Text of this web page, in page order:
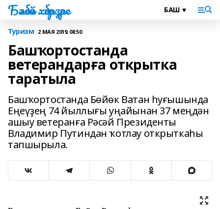
Бәләбәй хәбәрҙәре
Туризм 2 МАЯ 2019, 08:50
Башҡортостанда
ветерандарға открытка
таратыла
Башҡортостанда Бөйөк Ватан һуғышында
Еңеүҙең 74 йыллығы уңайынан 37 меңдән
ашыу ветеранға Рәсәй Президенты
Владимир Путиндан ҡотлау открыткаһы
тапшырыла.